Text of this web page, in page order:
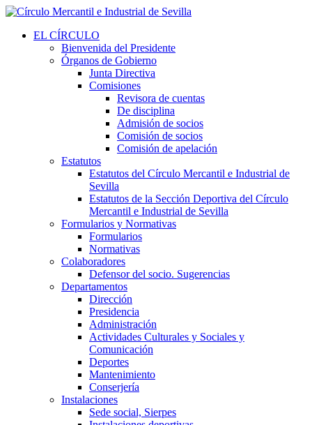
EL CÍRCULO
Bienvenida del Presidente
Órganos de Gobierno
Junta Directiva
Comisiones
Revisora de cuentas
De disciplina
Admisión de socios
Comisión de socios
Comisión de apelación
Estatutos
Estatutos del Círculo Mercantil e Industrial de
Sevilla
Estatutos de la Sección Deportiva del Círculo
Mercantil e Industrial de Sevilla
Formularios y Normativas
Formularios
Normativas
Colaboradores
Defensor del socio. Sugerencias
Departamentos
Dirección
Presidencia
Administración
Actividades Culturales y Sociales y
Comunicación
Deportes
Mantenimiento
Conserjería
Instalaciones
Sede social, Sierpes